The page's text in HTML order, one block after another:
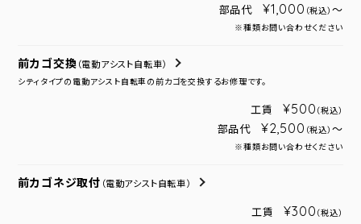
部品代 ¥1,000 （税込） ～
※種類お問い合わせください
前カゴ交換 （電動アシスト自転車）
シティタイプの電動アシスト自転車の前カゴを交換するお修理です。
工賃 ¥500 （税込）
部品代 ¥2,500 （税込） ～
※種類お問い合わせください
前カゴネジ取付 （電動アシスト自転車）
工賃 ¥300 （税込）